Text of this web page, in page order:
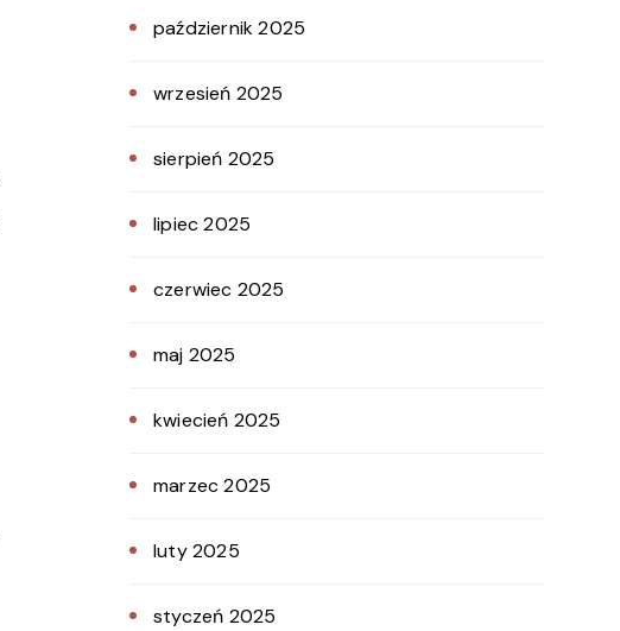
październik 2025
wrzesień 2025
sierpień 2025
lipiec 2025
czerwiec 2025
maj 2025
kwiecień 2025
marzec 2025
luty 2025
styczeń 2025